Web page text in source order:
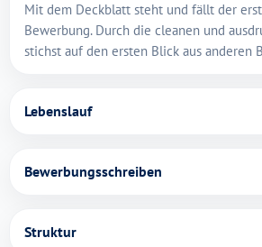
Mit dem Deckblatt steht und fällt der
Bewerbung. Durch die cleanen und
stichst auf den ersten Blick aus anderen
Lebenslauf
Bewerbungsschreiben
Struktur